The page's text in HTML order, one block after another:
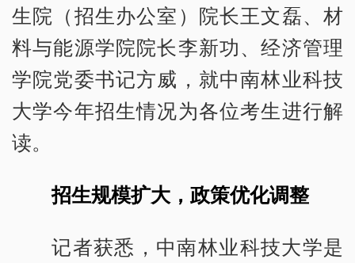
生院（招生办公室）院长王文磊、材
料与能源学院院长李新功、经济管理
学院党委书记方威，就中南林业科技
大学今年招生情况为各位考生进行解
读。
招生规模扩大，政策优化调整
记者获悉，中南林业科技大学是